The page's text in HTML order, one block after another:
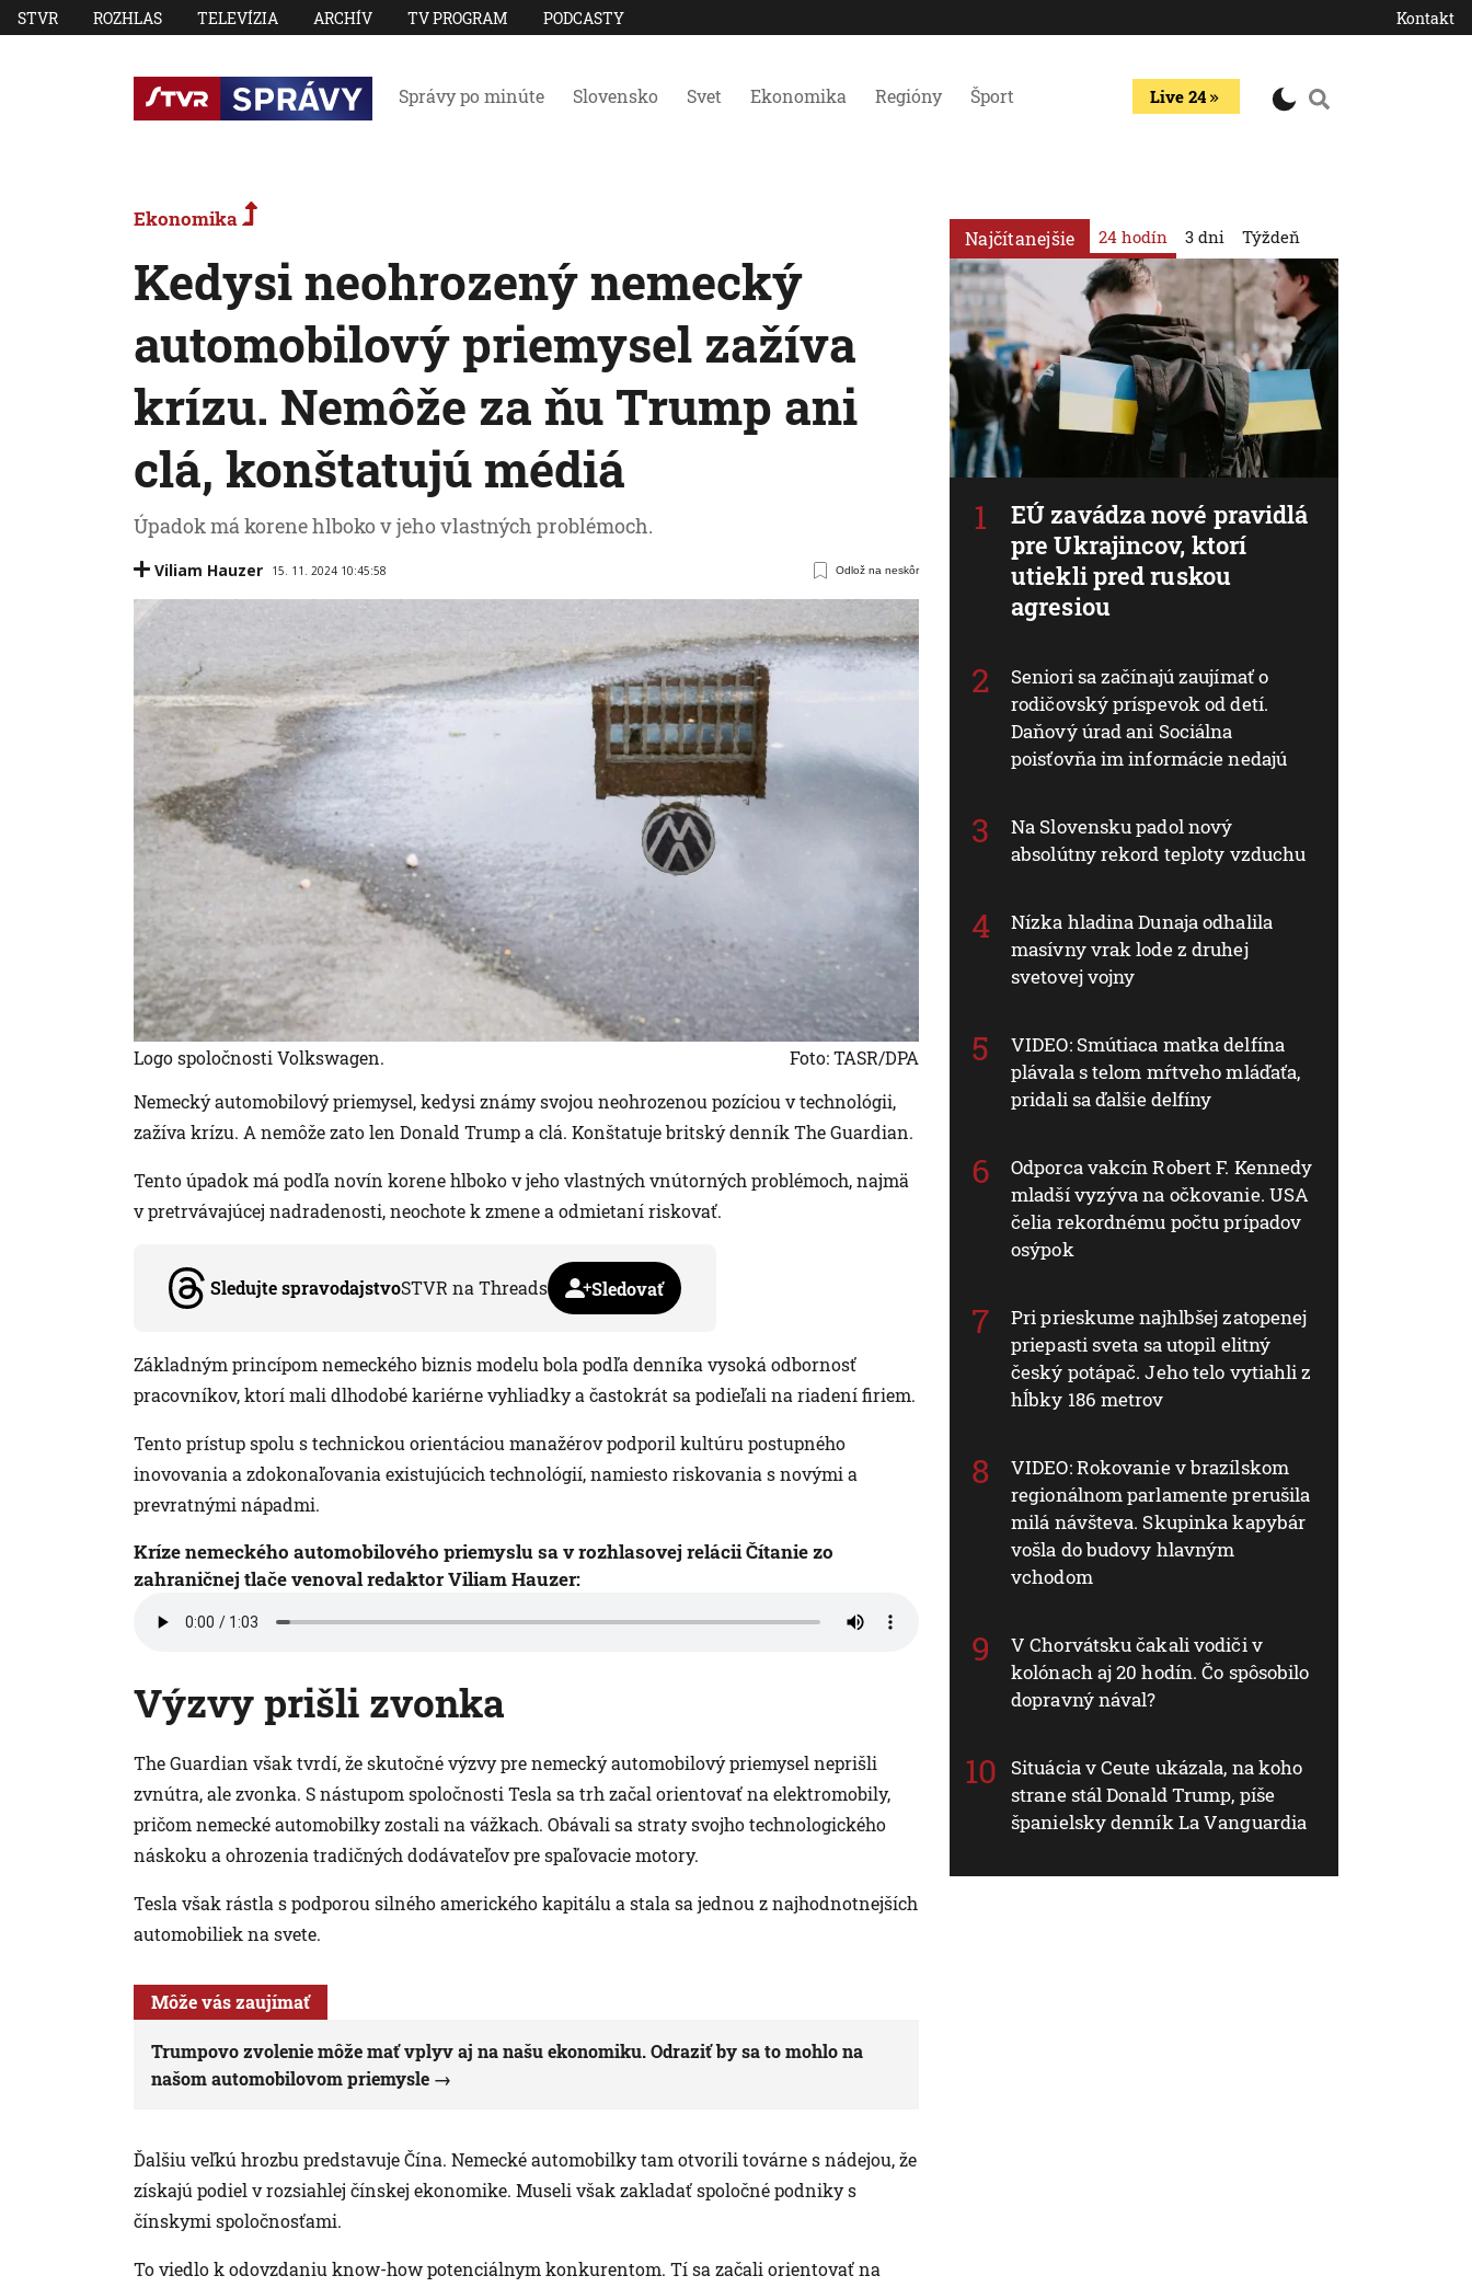
STVR ROZHLAS TELEVÍZIA ARCHÍV TV PROGRAM PODCASTY Kontakt
Správy po minúte Slovensko Svet Ekonomika Regióny Šport Live 24
Ekonomika
Kedysi neohrozený nemecký
automobilový priemysel zažíva
krízu. Nemôže za ňu Trump ani
clá, konštatujú médiá
Úpadok má korene hlboko v jeho vlastných problémoch.
Viliam Hauzer 15. 11. 2024 10:45:58 Odlož na neskôr
Logo spoločnosti Volkswagen.
Foto: TASR/DPA
Nemecký automobilový priemysel, kedysi známy svojou neohrozenou pozíciou v technológii,
zažíva krízu. A nemôže zato len Donald Trump a clá. Konštatuje britský denník The Guardian.
Tento úpadok má podľa novín korene hlboko v jeho vlastných vnútorných problémoch, najmä
v pretrvávajúcej nadradenosti, neochote k zmene a odmietaní riskovať.
Sledujte spravodajstvoSTVR na Threads Sledovať
Základným princípom nemeckého biznis modelu bola podľa denníka vysoká odbornosť
pracovníkov, ktorí mali dlhodobé kariérne vyhliadky a častokrát sa podieľali na riadení firiem.
Tento prístup spolu s technickou orientáciou manažérov podporil kultúru postupného
inovovania a zdokonaľovania existujúcich technológií, namiesto riskovania s novými a
prevratnými nápadmi.
Kríze nemeckého automobilového priemyslu sa v rozhlasovej relácii Čítanie zo
zahraničnej tlače venoval redaktor Viliam Hauzer:
Výzvy prišli zvonka
The Guardian však tvrdí, že skutočné výzvy pre nemecký automobilový priemysel neprišli
zvnútra, ale zvonka. S nástupom spoločnosti Tesla sa trh začal orientovať na elektromobily,
pričom nemecké automobilky zostali na vážkach. Obávali sa straty svojho technologického
náskoku a ohrozenia tradičných dodávateľov pre spaľovacie motory.
Tesla však rástla s podporou silného amerického kapitálu a stala sa jednou z najhodnotnejších
automobiliek na svete.
Môže vás zaujímať
Trumpovo zvolenie môže mať vplyv aj na našu ekonomiku. Odraziť by sa to mohlo na
našom automobilovom priemysle
Ďalšiu veľkú hrozbu predstavuje Čína. Nemecké automobilky tam otvorili továrne s nádejou, že
získajú podiel v rozsiahlej čínskej ekonomike. Museli však zakladať spoločné podniky s
čínskymi spoločnosťami.
To viedlo k odovzdaniu know-how potenciálnym konkurentom. Tí sa začali orientovať na
Najčítanejšie 24 hodín
EÚ zavádza nové pravidlá
pre Ukrajincov, ktorí
utiekli pred ruskou
agresiou
Seniori sa začínajú zaujímať o
rodičovský príspevok od detí.
Daňový úrad ani Sociálna
poisťovňa im informácie nedajú
Na Slovensku padol nový
absolútny rekord teploty vzduchu
Nízka hladina Dunaja odhalila
masívny vrak lode z druhej
svetovej vojny
VIDEO: Smútiaca matka delfína
plávala s telom mŕtveho mláďaťa,
pridali sa ďalšie delfíny
Odporca vakcín Robert F. Kennedy
mladší vyzýva na očkovanie. USA
čelia rekordnému počtu prípadov
osýpok
Pri prieskume najhlbšej zatopenej
priepasti sveta sa utopil elitný
český potápač. Jeho telo vytiahli z
hĺbky 186 metrov
VIDEO: Rokovanie v brazílskom
regionálnom parlamente prerušila
milá návšteva. Skupinka kapybár
vošla do budovy hlavným
vchodom
V Chorvátsku čakali vodiči v
kolónach aj 20 hodín. Čo spôsobilo
dopravný nával?
Situácia v Ceute ukázala, na koho
strane stál Donald Trump, píše
španielsky denník La Vanguardia
3 dni Týždeň